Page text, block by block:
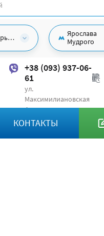
Харьков
Ярослава
Мудрого
+38 (093) 937-06-
61
ул.
Максимилиановская
4
КОНТАКТЫ